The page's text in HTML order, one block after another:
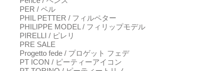
PER / ペル
PHIL PETTER / フィルペター
PHILIPPE MODEL / フィリップモデル
PIRELLI / ピレリ
PRE SALE
Progetto fede / プロゲット フェデ
PT ICON / ピーティーアイコン